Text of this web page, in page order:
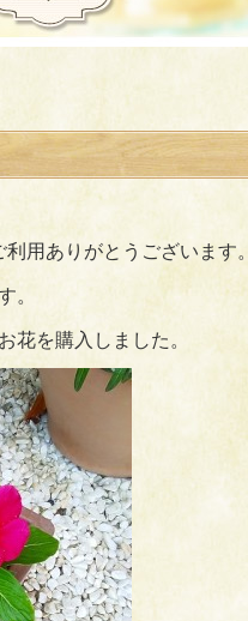
用ありがとうございます。
。
花を購入しました。